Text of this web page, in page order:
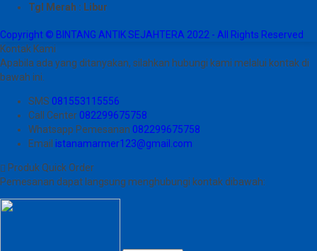
Tgl Merah : Libur
Copyright © BINTANG ANTIK SEJAHTERA 2022 - All Rights Reserved
Kontak Kami
Apabila ada yang ditanyakan, silahkan hubungi kami melalui kontak di
bawah ini.
SMS 081553115556
Call Center 082299675758
Whatsapp Pemesanan 082299675758
Email istanamarmer123@gmail.com
Produk Quick Order
Pemesanan dapat langsung menghubungi kontak dibawah: